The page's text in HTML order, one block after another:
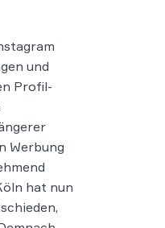
und
Profil-
Werbung
hat nun